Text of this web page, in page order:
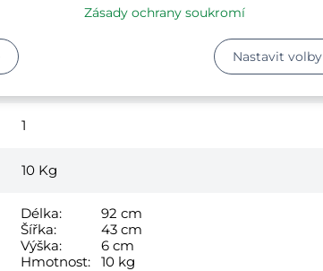
1
10 Kg
Délka:
92 cm
Šířka:
43 cm
Výška:
6 cm
Hmotnost:
10 kg
Zásady ochrany soukromí
Nastavit volby